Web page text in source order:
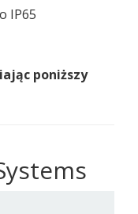
IP65
poniższy